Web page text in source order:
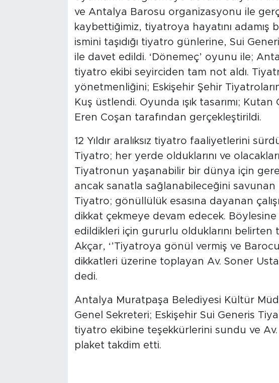
ve Antalya Barosu organizasyonu ile
kaybettiğimiz, tiyatroya hayatını adamış
ismini taşıdığı tiyatro günlerine, Sui
ile davet edildi. ‘Dönemeç’ oyunu ile;
tiyatro ekibi seyirciden tam not aldı.
yönetmenliğini; Eskişehir Şehir
Kuş üstlendi. Oyunda ışık tasarımı;
Eren Coşan tarafından gerçekleştirildi.
12 Yıldır aralıksız tiyatro faaliyetlerini
Tiyatro; her yerde olduklarını ve
Tiyatronun yaşanabilir bir dünya için
ancak sanatla sağlanabileceğini savunan
Tiyatro; gönüllülük esasına dayanan
dikkat çekmeye devam edecek.
edildikleri için gururlu olduklarını
Akçar, ‘’Tiyatroya gönül vermiş ve
dikkatleri üzerine toplayan Av. Soner
dedi.
Antalya Muratpaşa Belediyesi Kültür
Genel Sekreteri; Eskişehir Sui Generis
tiyatro ekibine teşekkürlerini sundu ve Av.
plaket takdim etti.